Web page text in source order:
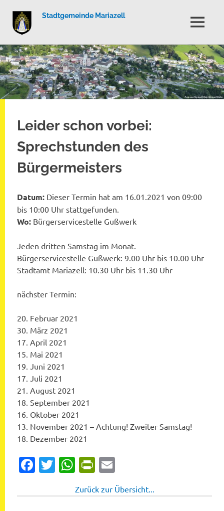
Zum
Inhalt
springen
Stadtgemeinde Mariazell
MENÜ
Leider schon vorbei:
Sprechstunden des
Bürgermeisters
Datum: Dieser Termin hat am 16.01.2021 von 09:00
bis 10:00 Uhr stattgefunden.
Wo: Bürgerservicestelle Gußwerk
Jeden dritten Samstag im Monat.
Bürgerservicestelle Gußwerk: 9.00 Uhr bis 10.00 Uhr
Stadtamt Mariazell: 10.30 Uhr bis 11.30 Uhr
nächster Termin:
20. Februar 2021
30. März 2021
17. April 2021
15. Mai 2021
19. Juni 2021
17. Juli 2021
21. August 2021
18. September 2021
16. Oktober 2021
13. November 2021 – Achtung! Zweiter Samstag!
18. Dezember 2021
Facebook
Twitter
WhatsApp
PrintFriendly
Zurück zur Übersicht...